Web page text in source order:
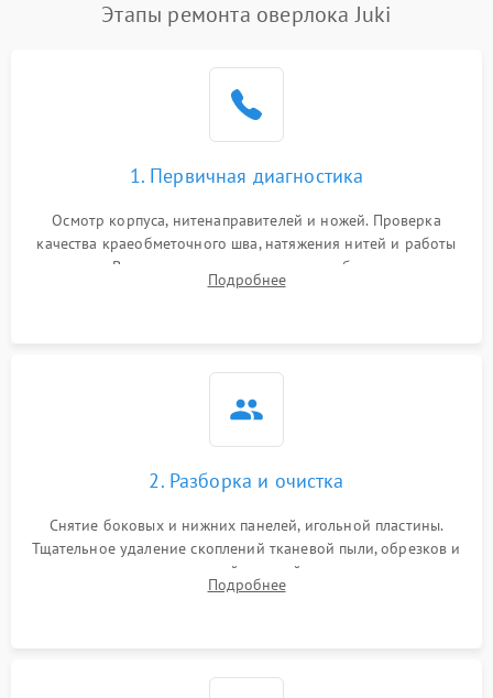
Этапы ремонта оверлока Juki
1. Первичная диагностика
Осмотр корпуса, нитенаправителей и ножей. Проверка
качества краеобметочного шва, натяжения нитей и работы
педали. Выявление пропусков стежков, обрывов нити,
заклинивания или тупого среза ткани на тестовом образце.
Подробнее
2. Разборка и очистка
Снятие боковых и нижних панелей, игольной пластины.
Тщательное удаление скоплений тканевой пыли, обрезков и
очесов из зоны петлителей и ножей с помощью жестких
кистей, пинцета и потока сжатого воздуха.
Подробнее